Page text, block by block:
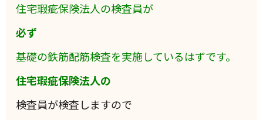
住宅瑕疵保険法人の検査員が
必ず
基礎の鉄筋配筋検査を実施しているはずです。
住宅瑕疵保険法人の
検査員が検査しますので